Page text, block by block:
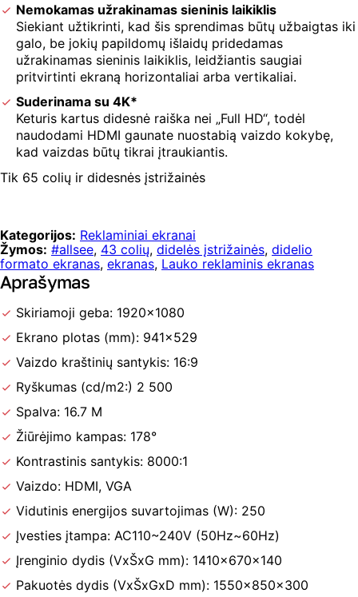
Nemokamas užrakinamas sieninis laikiklis
Siekiant užtikrinti, kad šis sprendimas būtų užbaigtas iki
galo, be jokių papildomų išlaidų pridedamas
užrakinamas sieninis laikiklis, leidžiantis saugiai
pritvirtinti ekraną horizontaliai arba vertikaliai.
Suderinama su 4K*
Keturis kartus didesnė raiška nei „Full HD“, todėl
naudodami HDMI gaunate nuostabią vaizdo kokybę,
kad vaizdas būtų tikrai įtraukiantis.
Tik 65 colių ir didesnės įstrižainės
Kategorijos: Reklaminiai ekranai
Žymos: #allsee, 43 colių, didelės įstrižainės, didelio
formato ekranas, ekranas, Lauko reklaminis ekranas
Aprašymas
Skiriamoji geba: 1920×1080
Ekrano plotas (mm): 941×529
Vaizdo kraštinių santykis: 16:9
Ryškumas (cd/m2:) 2 500
Spalva: 16.7 M
Žiūrėjimo kampas: 178°
Kontrastinis santykis: 8000:1
Vaizdo: HDMI, VGA
Vidutinis energijos suvartojimas (W): 250
Įvesties įtampa: AC110~240V (50Hz~60Hz)
Įrenginio dydis (VxŠxG mm): 1410x670x140
Pakuotės dydis (VxŠxGxD mm): 1550x850x300